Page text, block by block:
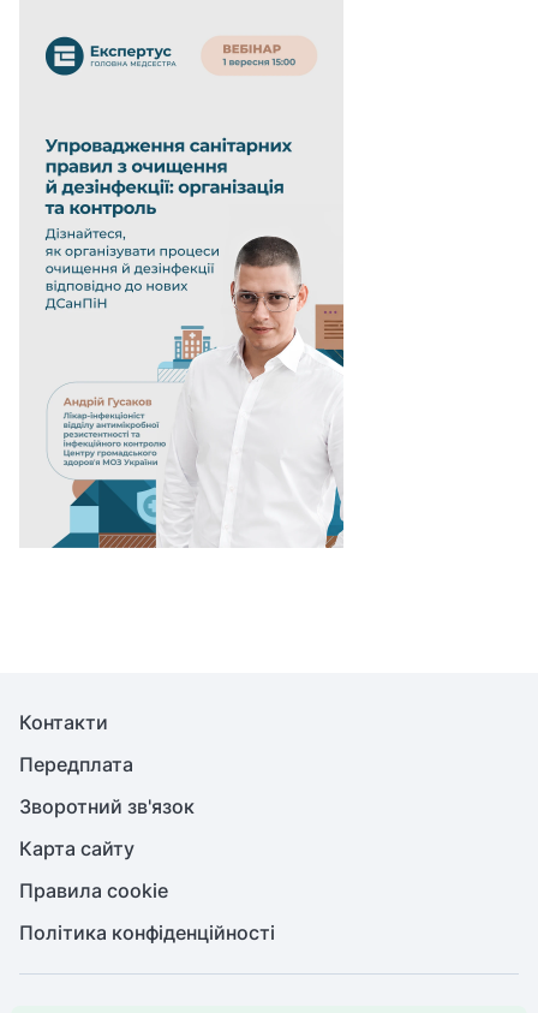
Контакти
Передплата
Зворотний зв'язок
Карта сайту
Правила cookie
Політика конфіденційності